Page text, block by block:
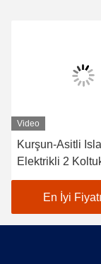
Video
Kurşun-Asitli
Elektrikli 2
Arabaları /
Araba Golf
En İyi